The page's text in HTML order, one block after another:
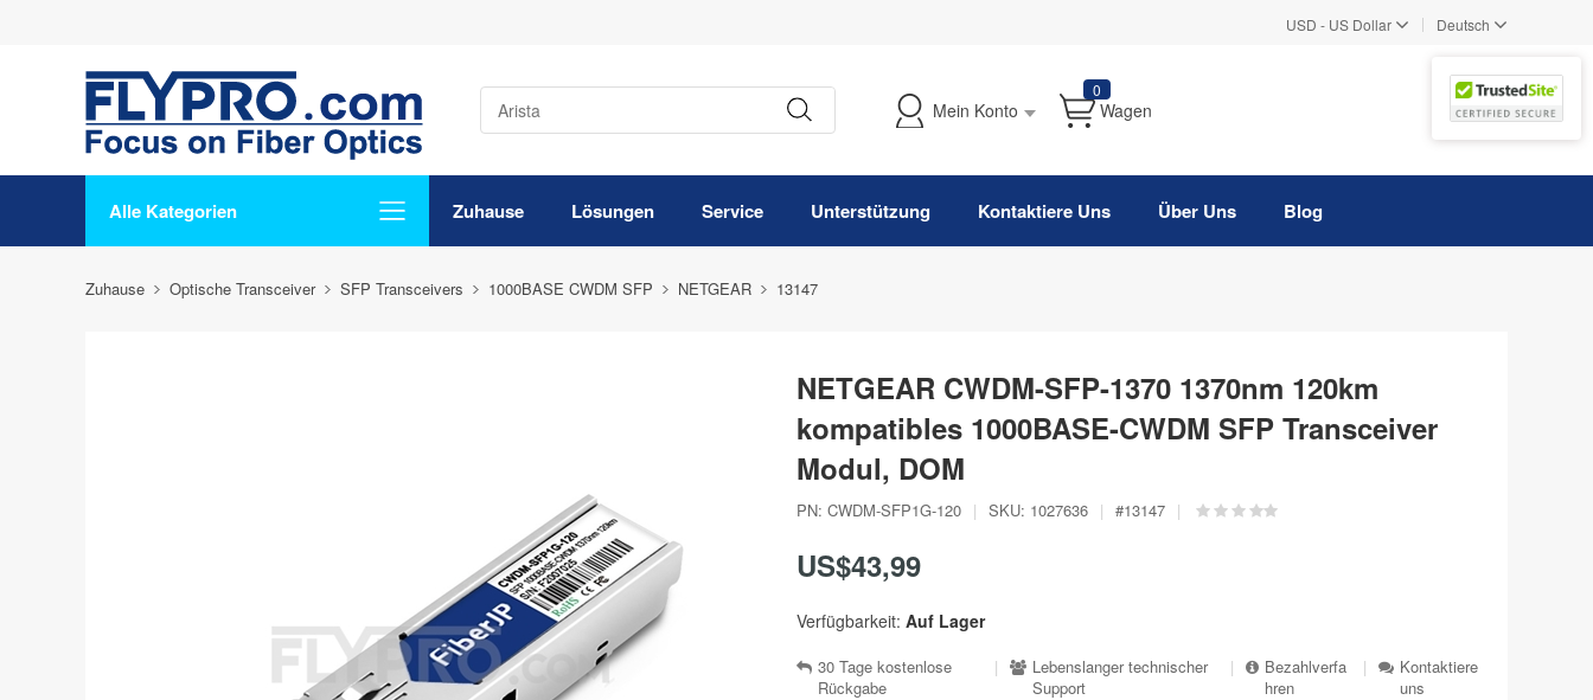
USD - US Dollar | Deutsch
Mein Konto
0
Wagen
Alle Kategorien Zuhause Lösungen Service Unterstützung Kontaktiere Uns Über Uns Blog
Zuhause Optische Transceiver SFP Transceivers 1000BASE CWDM SFP NETGEAR 13147
NETGEAR CWDM-SFP-1370 1370nm 120km
kompatibles 1000BASE-CWDM SFP Transceiver
Modul, DOM
PN: CWDM-SFP1G-120 | SKU: 1027636 | #13147 |
US$43,99
Verfügbarkeit: Auf Lager
30 Tage kostenlose
Rückgabe
|
Lebenslanger technischer
Support
|
Bezahlverfa
hren
|
Kontaktiere
uns